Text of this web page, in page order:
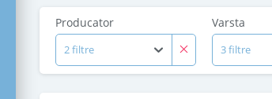
Producator
2 filtre
Varsta
3 filtre